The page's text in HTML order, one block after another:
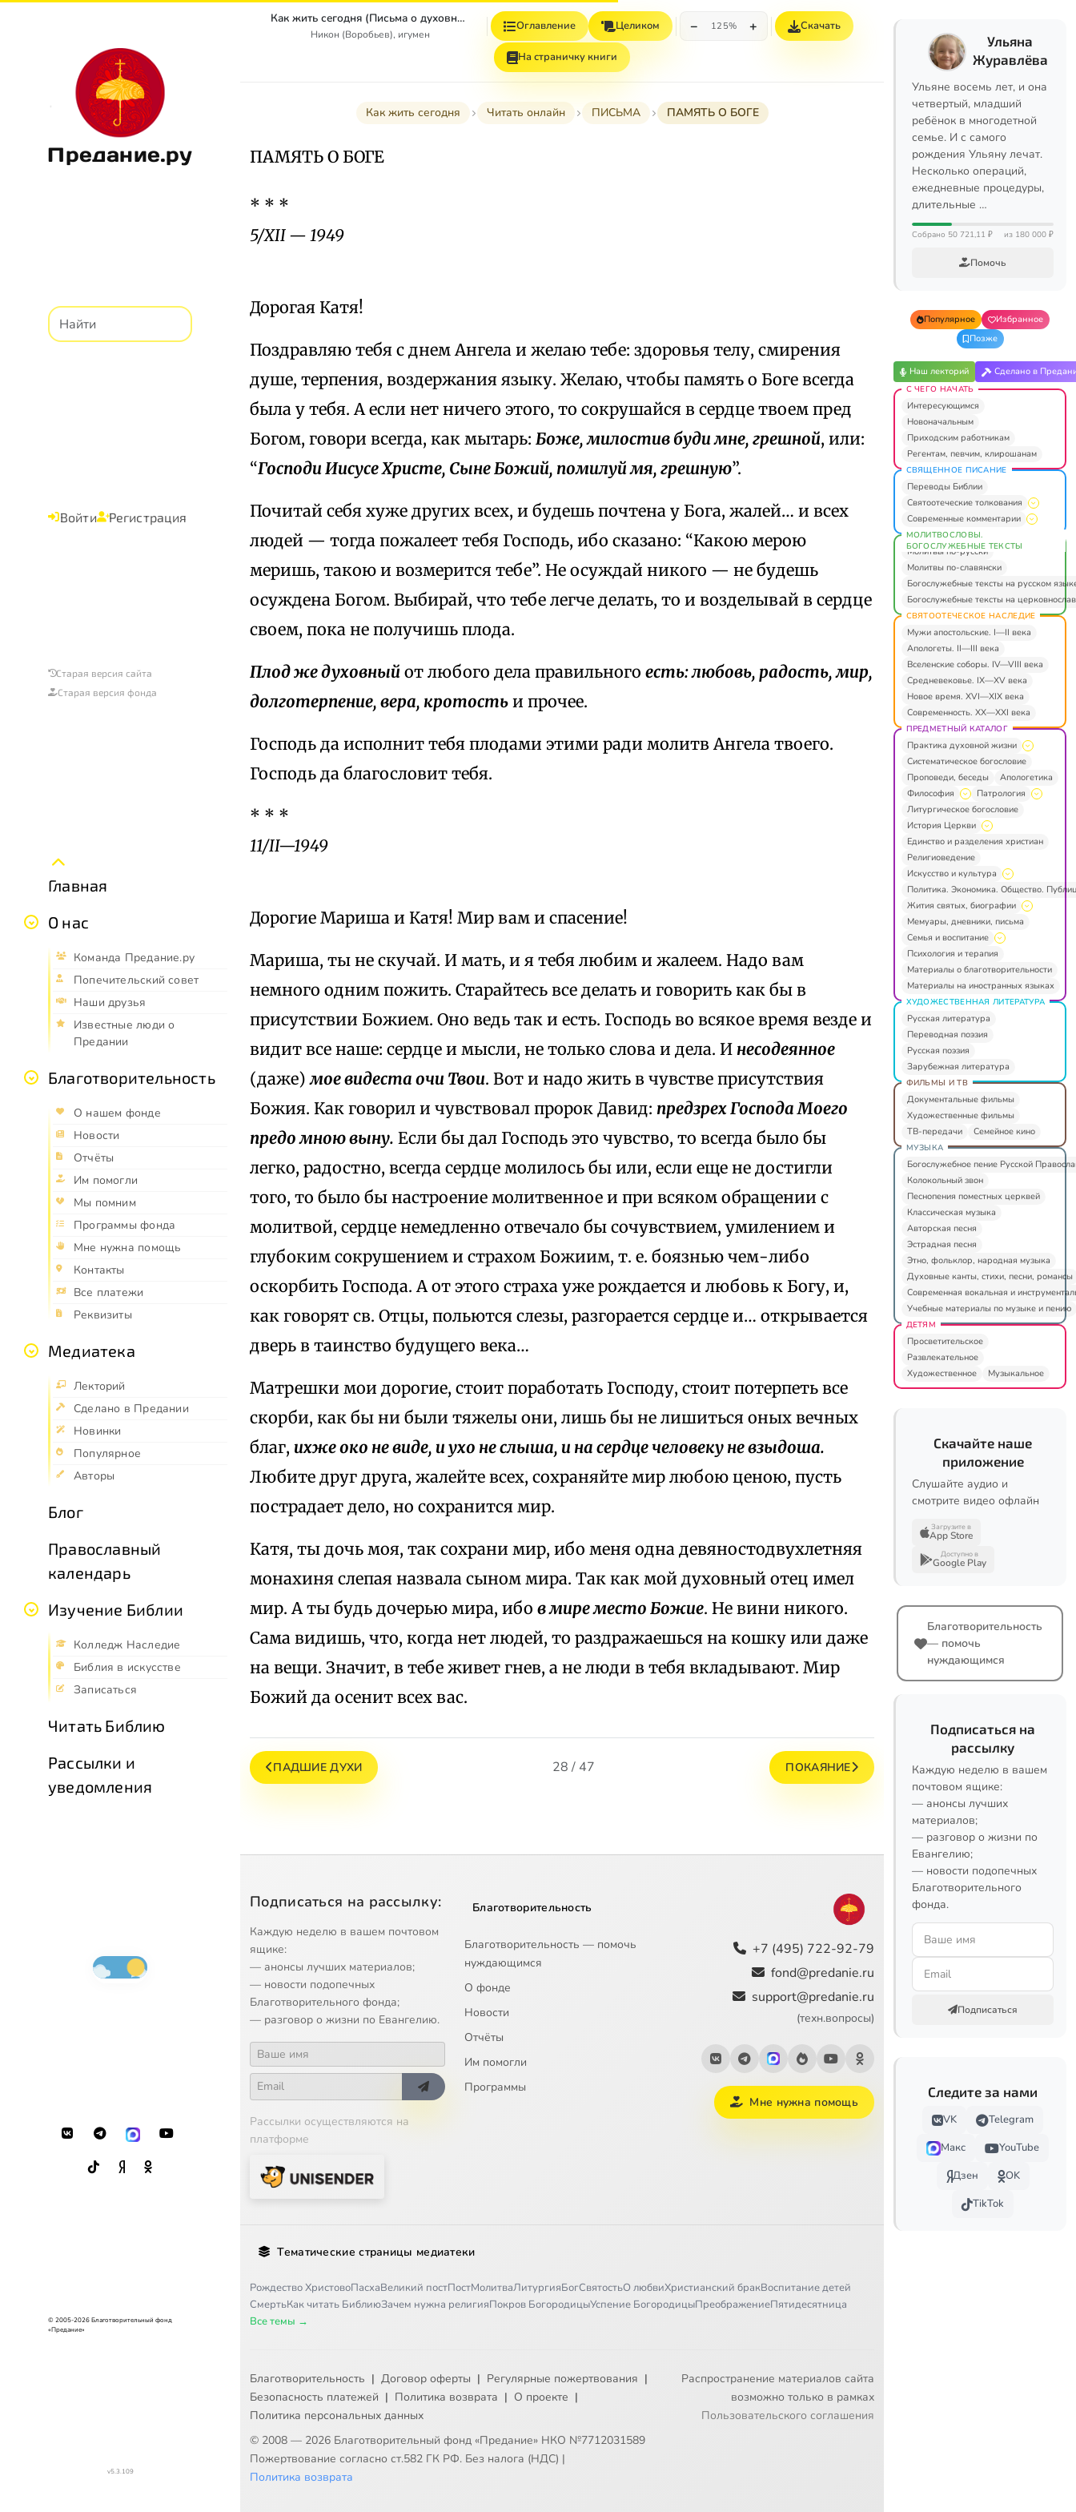
Предание.ру
Войти Регистрация
Старая версия сайта
Старая версия фонда
Главная
О нас
Команда Предание.ру
Попечительский совет
Наши друзья
Известные люди о
Предании
Благотворительность
О нашем фонде
Новости
Отчёты
Им помогли
Мы помним
Программы фонда
Мне нужна помощь
Контакты
Все платежи
Реквизиты
Медиатека
Лекторий
Сделано в Предании
Новинки
Популярное
Авторы
Блог
Православный
календарь
Изучение Библии
Колледж Наследие
Библия в искусстве
Записаться
Читать Библию
Рассылки и
уведомления
© 2005-2026 Благотворительный фонд
«Предание»
v5.3.109
Как жить сегодня (Письма о духовной жизни)
Никон (Воробьев), игумен
Оглавление Целиком − 125% + Скачать
На страничку книги
Как жить сегодня Читать онлайн ПИСЬМА ПАМЯТЬ О БОГЕ
ПАМЯТЬ О БОГЕ
* * *
5/ХII — 1949
Дорогая Катя!
Поздравляю тебя с днем Ангела и желаю тебе: здоровья телу, смирения
душе, терпения, воздержания языку. Желаю, чтобы память о Боге всегда
была у тебя. А если нет ничего этого, то сокрушайся в сердце твоем пред
Богом, говори всегда, как мытарь: Боже, милостив буди мне, грешной, или:
“Господи Иисусе Христе, Сыне Божий, помилуй мя, грешную”.
Почитай себя хуже других всех, и будешь почтена у Бога, жалей… и всех
людей — тогда пожалеет тебя Господь, ибо сказано: “Какою мерою
меришь, такою и возмерится тебе”. Не осуждай никого — не будешь
осуждена Богом. Выбирай, что тебе легче делать, то и возделывай в сердце
своем, пока не получишь плода.
Плод же духовный от любого дела правильного есть: любовь, радость, мир,
долготерпение, вера, кротость и прочее.
Господь да исполнит тебя плодами этими ради молитв Ангела твоего.
Господь да благословит тебя.
* * *
11/II—1949
Дорогие Мариша и Катя! Мир вам и спасение!
Мариша, ты не скучай. И мать, и я тебя любим и жалеем. Надо вам
немного одним пожить. Старайтесь все делать и говорить как бы в
присутствии Божием. Оно ведь так и есть. Господь во всякое время везде и
видит все наше: сердце и мысли, не только слова и дела. И несодеянное
(даже)мое видеста очи Твои. Вот и надо жить в чувстве присутствия
Божия. Как говорил и чувствовал пророк Давид: предзрех Господа Моего
предо мною выну. Если бы дал Господь это чувство, то всегда было бы
легко, радостно, всегда сердце молилось бы или, если еще не достигли
того, то было бы настроение молитвенное и при всяком обращении с
молитвой, сердце немедленно отвечало бы сочувствием, умилением и
глубоким сокрушением и страхом Божиим, т. е. боязнью чем-либо
оскорбить Господа. А от этого страха уже рождается и любовь к Богу, и,
как говорят св. Отцы, польются слезы, разгорается сердце и… открывается
дверь в таинство будущего века…
Матрешки мои дорогие, стоит поработать Господу, стоит потерпеть все
скорби, как бы ни были тяжелы они, лишь бы не лишиться оных вечных
благ, ихже око не виде, и ухо не слыша, и на сердце человеку не взыдоша.
Любите друг друга, жалейте всех, сохраняйте мир любою ценою, пусть
пострадает дело, но сохранится мир.
Катя, ты дочь моя, так сохрани мир, ибо меня одна девяностодвухлетняя
монахиня слепая назвала сыном мира. Так как мой духовный отец имел
мир. А ты будь дочерью мира, ибо в мире место Божие. Не вини никого.
Сама видишь, что, когда нет людей, то раздражаешься на кошку или даже
на вещи. Значит, в тебе живет гнев, а не люди в тебя вкладывают. Мир
Божий да осенит всех вас.
ПАДШИЕ ДУХИ 28 / 47 ПОКАЯНИЕ
Подписаться на рассылку:
Каждую неделю в вашем почтовом
ящике:
— анонсы лучших материалов;
— новости подопечных
Благотворительного фонда;
— разговор о жизни по Евангелию.
Рассылки осуществляются на
платформе
Благотворительность
Благотворительность — помочь
нуждающимся
О фонде
Новости
Отчёты
Им помогли
Программы
+7 (495) 722-92-79
fond@predanie.ru
support@predanie.ru
(техн.вопросы)
Мне нужна помощь
Тематические страницы медиатеки
Рождество ХристовоПасхаВеликий постПостМолитваЛитургияБогСвятостьО любвиХристианский бракВоспитание детей
СмертьКак читать БиблиюЗачем нужна религияПокров БогородицыУспение БогородицыПреображениеПятидесятница
Все темы →
Благотворительность | Договор оферты | Регулярные пожертвования |
Безопасность платежей | Политика возврата | О проекте |
Политика персональных данных
© 2008 — 2026 Благотворительный фонд «Предание» НКО №7712031589
Пожертвование согласно ст.582 ГК РФ. Без налога (НДС) |
Политика возврата
Распространение материалов сайта
возможно только в рамках
Пользовательского соглашения
Ульяна
Журавлёва
Ульяне восемь лет, и она
четвертый, младший
ребёнок в многодетной
семье. И с самого
рождения Ульяну лечат.
Несколько операций,
ежедневные процедуры,
длительные …
Собрано 50 721,11 ₽ из 180 000 ₽
Помочь
Популярное
Избранное
Позже
Наш лекторий Сделано в
С ЧЕГО НАЧАТЬ
Интересующимся
Новоначальным
Приходским работникам
Регентам, певчим, клирошанам
СВЯЩЕННОЕ ПИСАНИЕ
Переводы Библии
Святоотеческие толкования
Современные комментарии
МОЛИТВОСЛОВЫ.
БОГОСЛУЖЕБНЫЕ ТЕКСТЫ
Молитвы по-русски
Молитвы по-славянски
Богослужебные тексты на русском
Богослужебные тексты на
СВЯТООТЕЧЕСКОЕ НАСЛЕДИЕ
Мужи апостольские. I—II века
Апологеты. II—III века
Вселенские соборы. IV—VIII века
Средневековье. IX—XV века
Новое время. XVI—XIX века
Современность. XX—XXI века
ПРЕДМЕТНЫЙ КАТАЛОГ
Практика духовной жизни
Систематическое богословие
Проповеди, беседы
Апологетика
Философия
Патрология
Литургическое богословие
История Церкви
Единство и разделения христиан
Религиоведение
Искусство и культура
Политика. Экономика. Общество.
Жития святых, биографии
Мемуары, дневники, письма
Семья и воспитание
Психология и терапия
Материалы о благотворительности
Материалы на иностранных языках
ХУДОЖЕСТВЕННАЯ ЛИТЕРАТУРА
Русская литература
Переводная поэзия
Русская поэзия
Зарубежная литература
ФИЛЬМЫ И ТВ
Документальные фильмы
Художественные фильмы
ТВ-передачи
Семейное кино
МУЗЫКА
Богослужебное пение Русской
Колокольный звон
Песнопения поместных церквей
Классическая музыка
Авторская песня
Эстрадная песня
Этно, фольклор, народная музыка
Духовные канты, стихи, песни, романсы
Современная вокальная и
Учебные материалы по музыке и пению
ДЕТЯМ
Просветительское
Развлекательное
Художественное
Музыкальное
Скачайте наше
приложение
Слушайте аудио и
смотрите видео офлайн
Загрузите в
App Store
Доступно в
Google Play
Благотворительность
— помочь
нуждающимся
Подписаться на
рассылку
Каждую неделю в вашем
почтовом ящике:
— анонсы лучших
материалов;
— разговор о жизни по
Евангелию;
— новости подопечных
Благотворительного
фонда.
Подписаться
Следите за нами
VK
Telegram
Макс
YouTube
Дзен
OK
TikTok